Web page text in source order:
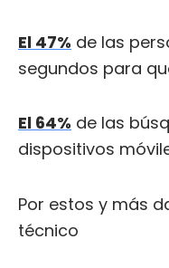
El 47% de las
segundos para
El 64% de las
dispositivos
Por estos y más
técnico